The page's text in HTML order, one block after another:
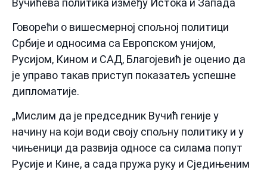
Говорећи о вишесмерној спољној политици
Србије и односима са Европском унијом,
Русијом, Кином и САД, Благојевић је оценио да
је управо такав приступ показатељ успешне
дипломатије.
„Мислим да је председник Вучић геније у
начину на који води своју спољну политику и у
чињеници да развија односе са силама попут
Русије и Кине, а сада пружа руку и Сједињеним